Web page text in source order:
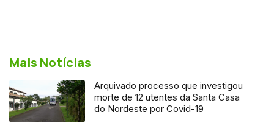
Mais Notícias
Arquivado processo que investigou
morte de 12 utentes da Santa Casa
do Nordeste por Covid-19